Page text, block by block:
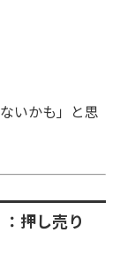
いかも」と思
押し売り